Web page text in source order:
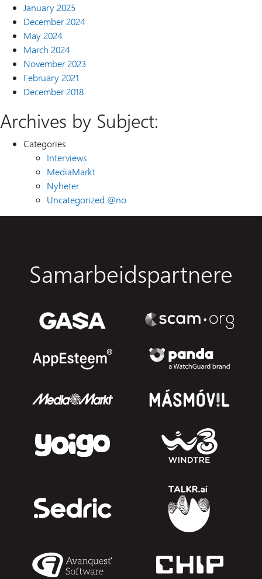
January 2025
December 2024
May 2024
March 2024
November 2023
February 2021
December 2018
Archives by Subject:
Categories
Interviews
MediaMarkt
Nyheter
Uncategorized @no
Samarbeidspartnere